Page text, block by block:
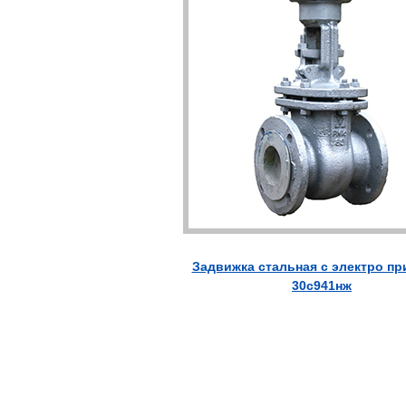
Задвижка стальная с электро
30с941нж